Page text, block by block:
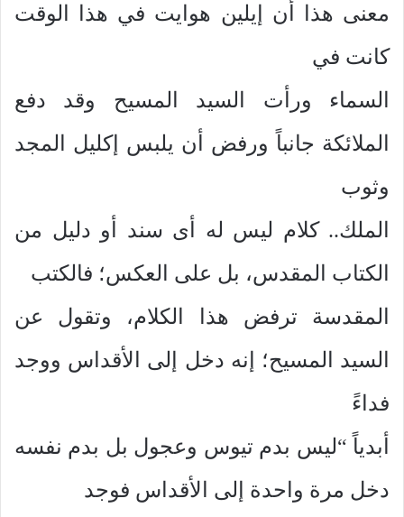
معنى هذا أن إيلين هوايت في هذا الوقت
كانت في
السماء ورأت السيد المسيح وقد دفع
الملائكة جانباً ورفض أن يلبس إكليل المجد
وثوب
الملك.. كلام ليس له أى سند أو دليل من
الكتاب المقدس، بل على العكس؛ فالكتب
المقدسة ترفض هذا الكلام، وتقول عن
السيد المسيح؛ إنه دخل إلى الأقداس ووجد
فداءً
أبدياً “ليس بدم تيوس وعجول بل بدم نفسه
دخل مرة واحدة إلى الأقداس فوجد